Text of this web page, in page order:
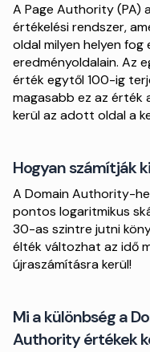
A Page Authority (PA)
értékelési rendszer,
oldal milyen helyen
eredményoldalain. Az
érték egytől 100-ig
magasabb ez az érték
kerül az adott oldal a
Hogyan számítják
A Domain Authority-
pontos logaritmikus
30-as szintre jutni
élték változhat az idő
újraszámításra kerül!
Mi a különbség a
Authority értékek